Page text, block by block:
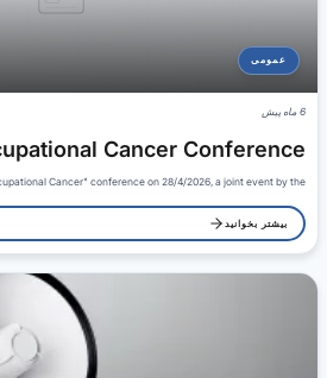
عمومی
6 ماه پیش
Cancer Conference
Cancer" conference on 28/4/2026, a joint event by the…
بیشتر بخوانید